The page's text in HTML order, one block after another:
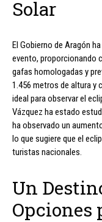
Solar
El Gobierno de Aragón
evento, proporcionando
gafas homologadas y
1.456 metros de altura y
ideal para observar el
Vázquez ha estado
ha observado un
lo que sugiere que el
turistas nacionales.
Un
Opciones